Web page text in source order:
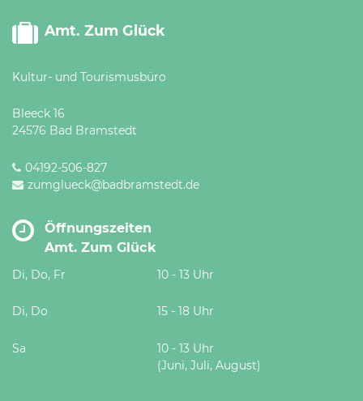
Amt. Zum Glück
Kultur- und Tourismusbüro
Bleeck 16
24576 Bad Bramstedt
04192-506-827
zumglueck@badbramstedt.de
Öffnungszeiten
Amt. Zum Glück
Di, Do, Fr 10 - 13 Uhr
Di, Do 15 - 18 Uhr
Sa
10 - 13 Uhr
(Juni, Juli, August)